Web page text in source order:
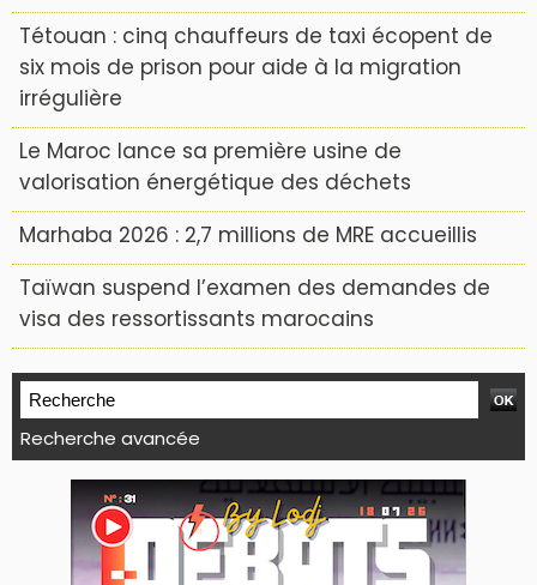
Tétouan : cinq chauffeurs de taxi écopent de
six mois de prison pour aide à la migration
irrégulière
Le Maroc lance sa première usine de
valorisation énergétique des déchets
Marhaba 2026 : 2,7 millions de MRE accueillis
Taïwan suspend l’examen des demandes de
visa des ressortissants marocains
Recherche avancée